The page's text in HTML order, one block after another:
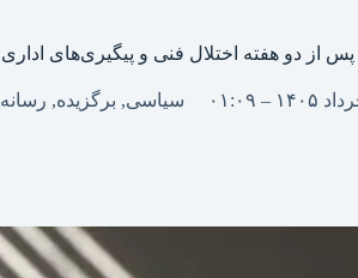
از دو هفته اختلال فنی و پیگیری‌های اداری
سیاسی, برگزیده, رسانه